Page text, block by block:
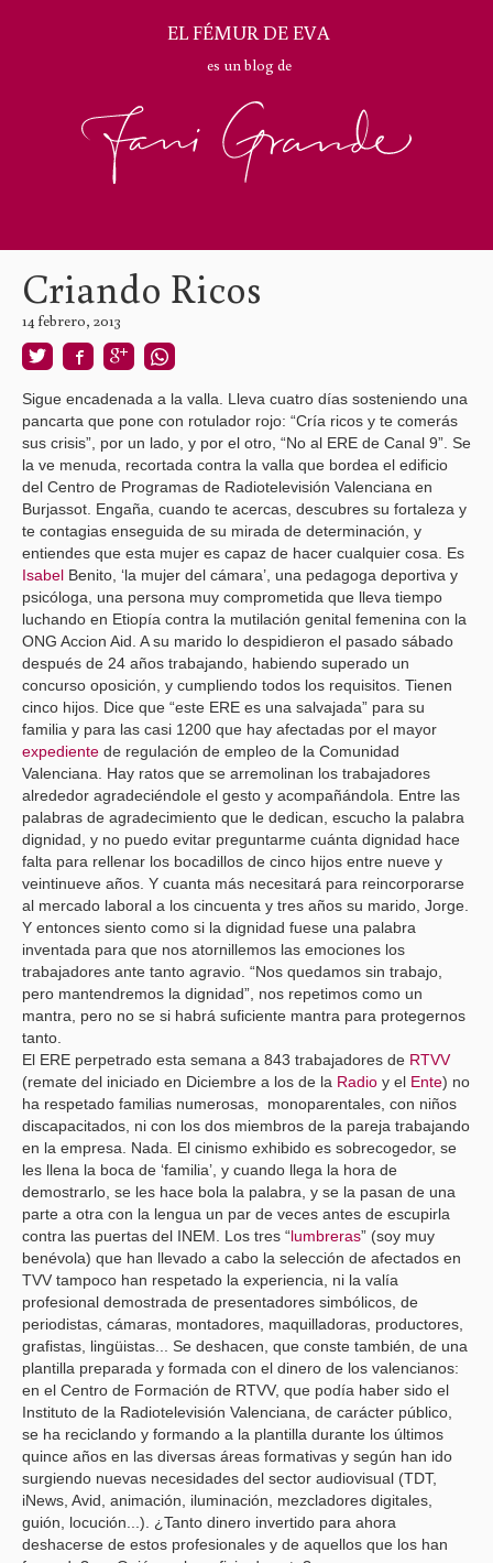
EL FÉMUR DE EVA
es un blog de
Criando Ricos
14 febrero, 2013
Sigue encadenada a la valla. Lleva cuatro días sosteniendo una
pancarta que pone con rotulador rojo: “Cría ricos y te comerás
sus crisis”, por un lado, y por el otro, “No al ERE de Canal 9”. Se
la ve menuda, recortada contra la valla que bordea el edificio
del Centro de Programas de Radiotelevisión Valenciana en
Burjassot. Engaña, cuando te acercas, descubres su fortaleza y
te contagias enseguida de su mirada de determinación, y
entiendes que esta mujer es capaz de hacer cualquier cosa. Es
Isabel Benito, ‘la mujer del cámara’, una pedagoga deportiva y
psicóloga, una persona muy comprometida que lleva tiempo
luchando en Etiopía contra la mutilación genital femenina con la
ONG Accion Aid. A su marido lo despidieron el pasado sábado
después de 24 años trabajando, habiendo superado un
concurso oposición, y cumpliendo todos los requisitos. Tienen
cinco hijos. Dice que “este ERE es una salvajada” para su
familia y para las casi 1200 que hay afectadas por el mayor
expediente de regulación de empleo de la Comunidad
Valenciana. Hay ratos que se arremolinan los trabajadores
alrededor agradeciéndole el gesto y acompañándola. Entre las
palabras de agradecimiento que le dedican, escucho la palabra
dignidad, y no puedo evitar preguntarme cuánta dignidad hace
falta para rellenar los bocadillos de cinco hijos entre nueve y
veintinueve años. Y cuanta más necesitará para reincorporarse
al mercado laboral a los cincuenta y tres años su marido, Jorge.
Y entonces siento como si la dignidad fuese una palabra
inventada para que nos atornillemos las emociones los
trabajadores ante tanto agravio. “Nos quedamos sin trabajo,
pero mantendremos la dignidad”, nos repetimos como un
mantra, pero no se si habrá suficiente mantra para protegernos
tanto.
El ERE perpetrado esta semana a 843 trabajadores de RTVV
(remate del iniciado en Diciembre a los de la Radio y el Ente) no
ha respetado familias numerosas, monoparentales, con niños
discapacitados, ni con los dos miembros de la pareja trabajando
en la empresa. Nada. El cinismo exhibido es sobrecogedor, se
les llena la boca de ‘familia’, y cuando llega la hora de
demostrarlo, se les hace bola la palabra, y se la pasan de una
parte a otra con la lengua un par de veces antes de escupirla
contra las puertas del INEM. Los tres “lumbreras” (soy muy
benévola) que han llevado a cabo la selección de afectados en
TVV tampoco han respetado la experiencia, ni la valía
profesional demostrada de presentadores simbólicos, de
periodistas, cámaras, montadores, maquilladoras, productores,
grafistas, lingüistas... Se deshacen, que conste también, de una
plantilla preparada y formada con el dinero de los valencianos:
en el Centro de Formación de RTVV, que podía haber sido el
Instituto de la Radiotelevisión Valenciana, de carácter público,
se ha reciclando y formando a la plantilla durante los últimos
quince años en las diversas áreas formativas y según han ido
surgiendo nuevas necesidades del sector audiovisual (TDT,
iNews, Avid, animación, iluminación, mezcladores digitales,
guión, locución...). ¿Tanto dinero invertido para ahora
deshacerse de estos profesionales y de aquellos que los han